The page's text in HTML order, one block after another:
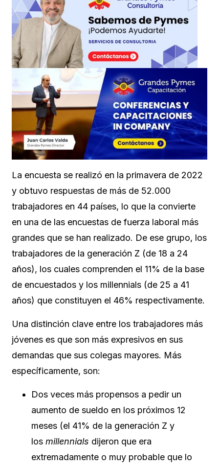
La encuesta se realizó en la primavera de 2022
y obtuvo respuestas de más de 52.000
trabajadores en 44 países, lo que la convierte
en una de las encuestas de fuerza laboral más
grandes que se han realizado. De ese grupo, los
trabajadores de la generación Z (de 18 a 24
años), los cuales comprenden el 11% de la base
de encuestados y los millennials (de 25 a 41
años) que constituyen el 46% respectivamente.
Una distinción clave entre los trabajadores más
jóvenes es que son más expresivos en sus
demandas que sus colegas mayores. Más
específicamente, son:
Dos veces más propensos a pedir un
aumento de sueldo en los próximos 12
meses (el 41% de la generación Z y
los millennials dijeron que era
extremadamente o muy probable que lo